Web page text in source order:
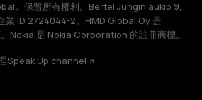
。保留所有權利。Bertel Jungin aukio 9,
業 ID 2724044-2。HMD Global Oy 是
Nokia 是 Nokia Corporation 的註冊商標。
Speak Up channel